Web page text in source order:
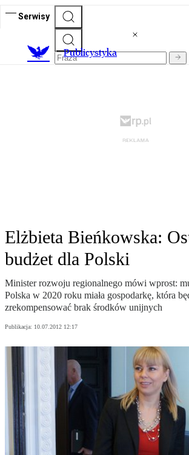
Serwisy
Publicystyka
Elżbieta Bieńkowska:
budżet dla Polski
Minister rozwoju regionalnego mówi wprost:
Polska w 2020 roku miała gospodarkę, która
zrekompensować brak środków unijnych
Publikacja: 10.07.2012 12:17